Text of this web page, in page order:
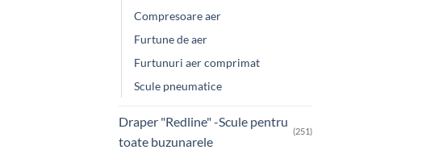
Compresoare aer
Furtune de aer
Furtunuri aer comprimat
Scule pneumatice
Draper "Redline" -Scule pentru
toate buzunarele
(251)